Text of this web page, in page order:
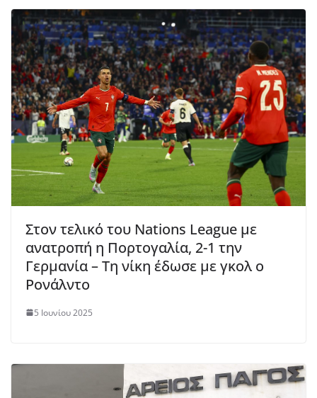
Στον τελικό του Nations League με
ανατροπή η Πορτογαλία, 2-1 την
Γερμανία – Τη νίκη έδωσε με γκολ ο
Ρονάλντο
5 Ιουνίου 2025